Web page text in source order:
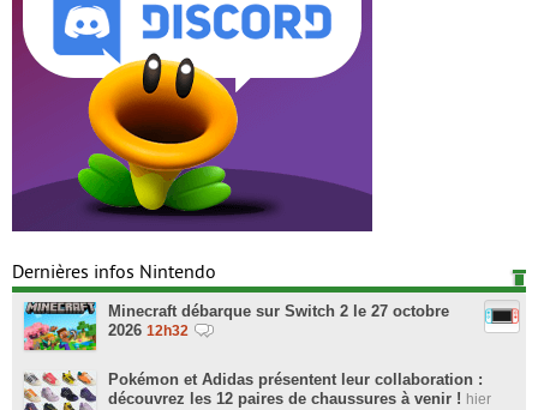
Dernières infos Nintendo
Minecraft débarque sur Switch 2 le 27 octobre
2026 12h32
Pokémon et Adidas présentent leur collaboration :
découvrez les 12 paires de chaussures à venir ! hier